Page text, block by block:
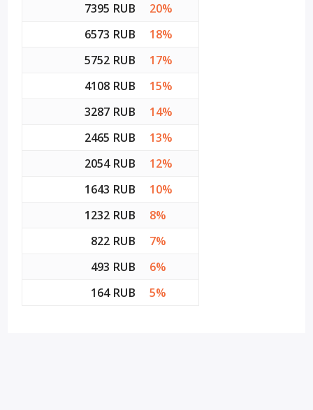
7395 RUB
20%
6573 RUB
18%
5752 RUB
17%
4108 RUB
15%
3287 RUB
14%
2465 RUB
13%
2054 RUB
12%
1643 RUB
10%
1232 RUB
8%
822 RUB
7%
493 RUB
6%
164 RUB
5%